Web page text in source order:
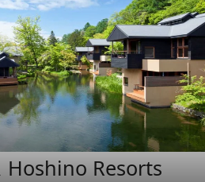
Hoshino Resorts